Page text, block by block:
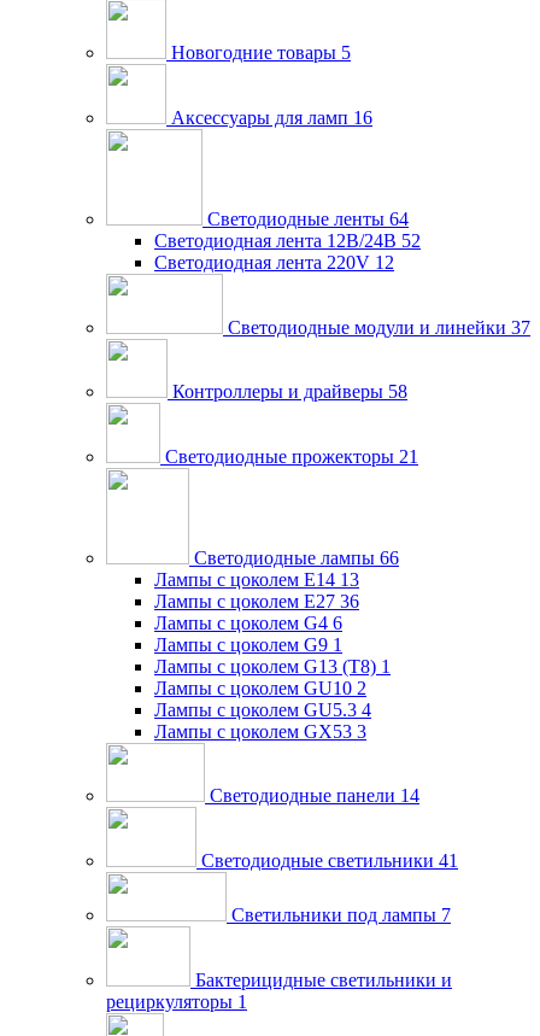
Новогодние товары 5
Аксессуары для ламп 16
Светодиодные ленты 64
Светодиодная лента 12В/24В 52
Светодиодная лента 220V 12
Светодиодные модули и линейки 37
Контроллеры и драйверы 58
Светодиодные прожекторы 21
Светодиодные лампы 66
Лампы с цоколем E14 13
Лампы с цоколем E27 36
Лампы с цоколем G4 6
Лампы с цоколем G9 1
Лампы с цоколем G13 (Т8) 1
Лампы с цоколем GU10 2
Лампы с цоколем GU5.3 4
Лампы с цоколем GX53 3
Светодиодные панели 14
Светодиодные светильники 41
Светильники под лампы 7
Бактерицидные светильники и
рециркуляторы 1